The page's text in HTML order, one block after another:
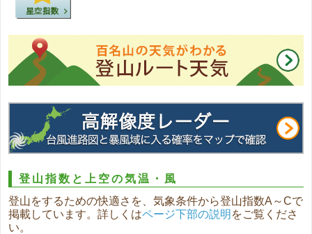
登山指数と上空の気温・風
登山をするための快適さを、気象条件から登山指数A～Cで
掲載しています。詳しくはページ下部の説明 をご覧くださ
い。